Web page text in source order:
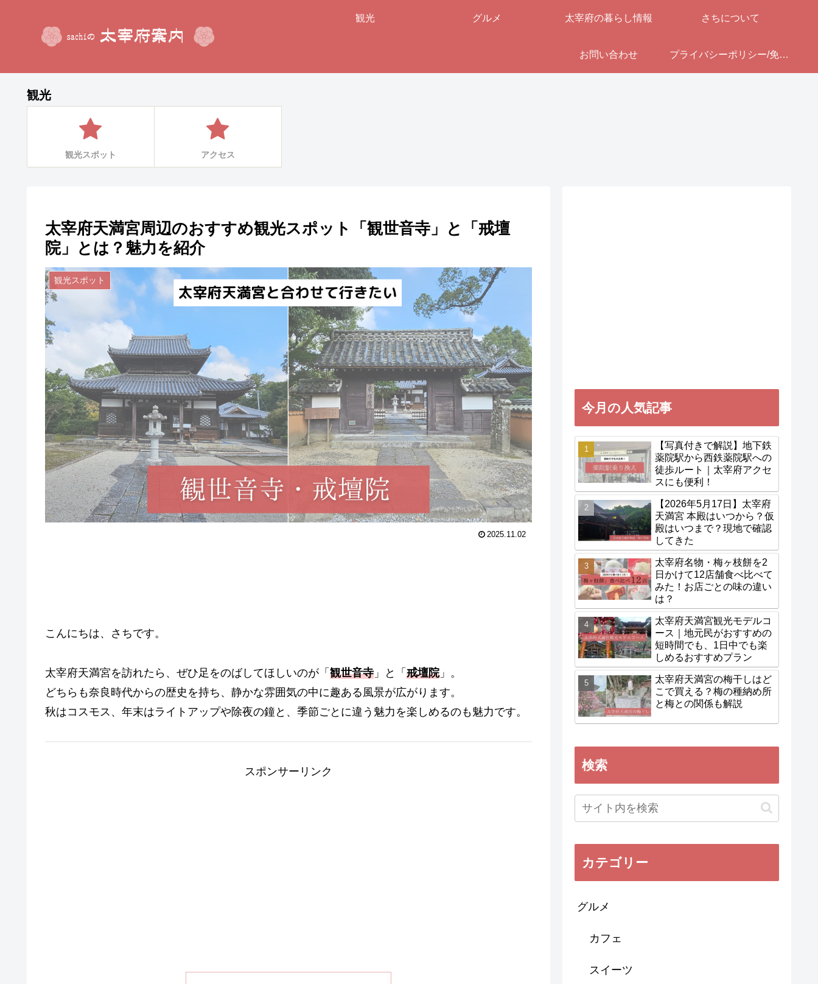
観光 グルメ 太宰府の暮らし情報 さちについて
お問い合わせ プライバシーポリシー/免責事項
観光
観光スポット アクセス
太宰府天満宮周辺のおすすめ観光スポット「観世音寺」と「戒壇
院」とは？魅力を紹介
観光スポット
2025.11.02
こんにちは、さちです。
太宰府天満宮を訪れたら、ぜひ足をのばしてほしいのが「 観世音寺 」と「 戒壇院」。
どちらも奈良時代からの歴史を持ち、静かな雰囲気の中に趣ある風景が広がります。
秋はコスモス、年末はライトアップや除夜の鐘と、季節ごとに違う魅力を楽しめるのも魅力です。
スポンサーリンク
今月の人気記事
【写真付きで解説】地下鉄
薬院駅から西鉄薬院駅への
徒歩ルート｜太宰府アクセ
スにも便利！
【2026年5月17日】太宰府
天満宮 本殿はいつから？仮
殿はいつまで？現地で確認
してきた
太宰府名物・梅ヶ枝餅を2
日かけて12店舗食べ比べて
みた！お店ごとの味の違い
は？
太宰府天満宮観光モデルコ
ース｜地元民がおすすめの
短時間でも、1日中でも楽
しめるおすすめプラン
太宰府天満宮の梅干しはど
こで買える？梅の種納め所
と梅との関係も解説
検索
カテゴリー
グルメ
カフェ
スイーツ